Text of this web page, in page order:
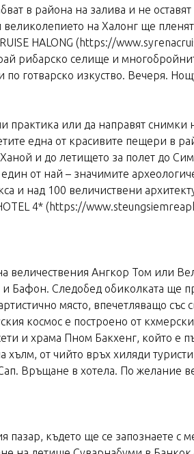
в района на залива и не оставят
на Халонг ще
HALONG (https://
рибарско селище и
готварско изкуство. Вечеря.
практика или да направят
една от красивите пещери в
и до летището за полет до
от най – значимите
и над 100 величиствени
4* (https://
величествения Ангкор Том или
Следобед обиколката ще
място, впечетляващо
космос е построено от
и храма Пном Бакхенг, който е
от чийто връх хиляди туристи
Връщане в хотела. По желание
където ще се запознаете с